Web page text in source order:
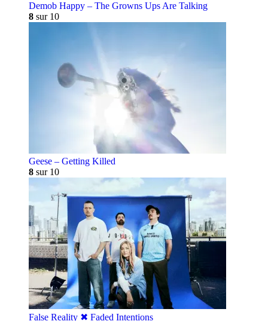
Demob Happy – The Growns Ups Are Talking
8 sur 10
Geese – Getting Killed
8 sur 10
False Reality ✖︎ Faded Intentions